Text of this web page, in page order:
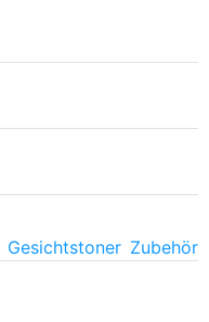
Gesichtstoner Zubehör